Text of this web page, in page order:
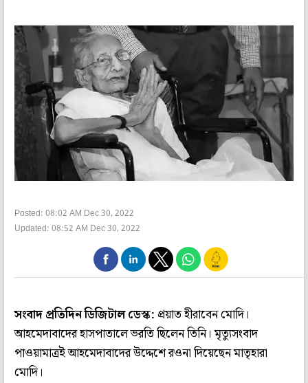
Posted: 08:02 AM Dec 30, 2022
Updated: 08:52 AM Dec 30, 2022
সংবাদ প্রতিদিন ডিজিটাল ডেস্ক:প্রয়াত হীরাবেন মোদি।
আহমেদাবাদের হাসপাতালে ভরতি ছিলেন তিনি। মৃত্যুসংবাদ
পাওয়ামাত্রই আহমেদাবাদের উদ্দেশে রওনা দিয়েছেন মাতৃহারা
মোদি।